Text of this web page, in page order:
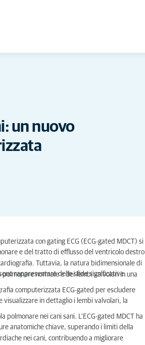
un nuovo
con gating ECG (ECG-gated MDCT) si
e del tratto di efflusso del ventricolo destro
Tuttavia, la natura bidimensionale di
rappresentare delle sfide significative.
normale e dei lembi valvolari in una
computerizzata ECG-gated per escludere
visualizzare in dettaglio i lembi valvolari, la
nei cani sani. L'ECG-gated MDCT ha
anatomiche chiave, superando i limiti della
nei cani, contribuendo a migliorare